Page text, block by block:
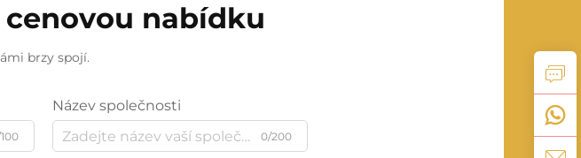
nabídku
brzy spojí.
Název společnosti
0/200